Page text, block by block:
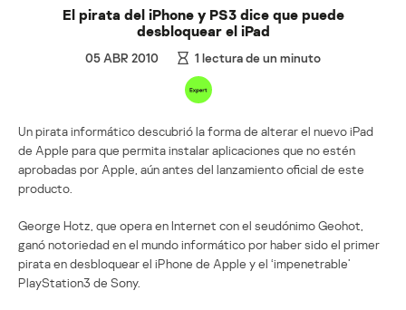
El pirata del iPhone y PS3 dice que puede
desbloquear el iPad
05 ABR 2010 1 lectura de un minuto
Un pirata informático descubrió la forma de alterar el nuevo iPad
de Apple para que permita instalar aplicaciones que no estén
aprobadas por Apple, aún antes del lanzamiento oficial de este
producto.
George Hotz, que opera en Internet con el seudónimo Geohot,
ganó notoriedad en el mundo informático por haber sido el primer
pirata en desbloquear el iPhone de Apple y el ‘impenetrable’
PlayStation3 de Sony.